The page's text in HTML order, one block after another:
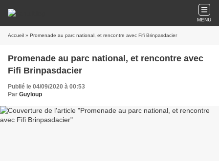
MENU
Accueil » Promenade au parc national, et rencontre avec Fifi Brinpasdacier
Promenade au parc national, et rencontre avec
Fifi Brinpasdacier
Publié le 04/09/2020 à 00:53
Par Guyloup